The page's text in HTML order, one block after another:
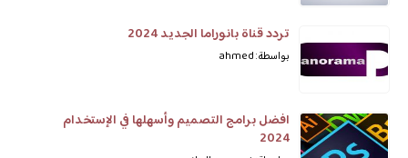
تردد قناة بانوراما الجديد 2024
بواسطة: ahmed
افضل برامج التصميم وأسهلها في الإستخدام
2024